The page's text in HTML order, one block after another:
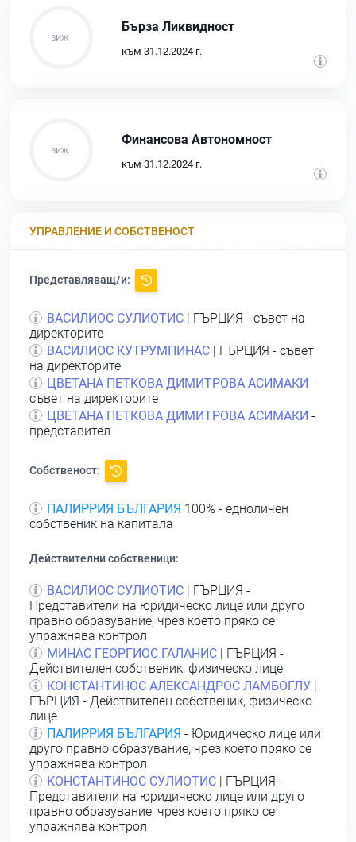
Бърза Ликвидност
към 31.12.2024 г.
Финансова Автономност
към 31.12.2024 г.
УПРАВЛЕНИЕ И СОБСТВЕНОСТ
Представляващ/и:
ВАСИЛИОС СУЛИОТИС | ГЪРЦИЯ - съвет на
директорите
ВАСИЛИОС КУТРУМПИНАС | ГЪРЦИЯ - съвет
на директорите
ЦВЕТАНА ПЕТКОВА ДИМИТРОВА АСИМАКИ -
съвет на директорите
ЦВЕТАНА ПЕТКОВА ДИМИТРОВА АСИМАКИ -
представител
Собственост:
ПАЛИРРИЯ БЪЛГАРИЯ 100% - едноличен
собственик на капитала
Действителни собственици:
ВАСИЛИОС СУЛИОТИС | ГЪРЦИЯ -
Представители на юридическо лице или друго
правно образувание, чрез което пряко се
упражнява контрол
МИНАС ГЕОРГИОС ГАЛАНИС | ГЪРЦИЯ -
Действителен собственик, физическо лице
КОНСТАНТИНОС АЛЕКСАНДРОС ЛАМБОГЛУ
ГЪРЦИЯ - Действителен собственик, физическо
лице
ПАЛИРРИЯ БЪЛГАРИЯ - Юридическо лице или
друго правно образувание, чрез което пряко се
упражнява контрол
КОНСТАНТИНОС СУЛИОТИС | ГЪРЦИЯ -
Представители на юридическо лице или друго
правно образувание, чрез което пряко се
упражнява контрол